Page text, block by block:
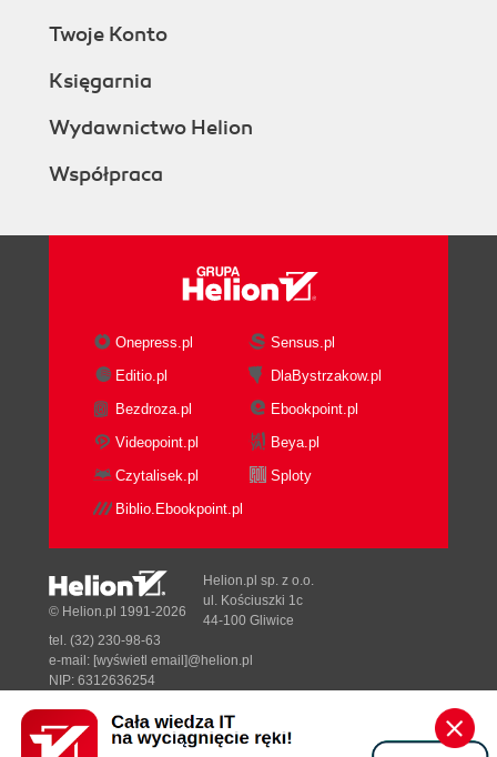
Twoje Konto
Księgarnia
Wydawnictwo Helion
Współpraca
Onepress.pl
Sensus.pl
Editio.pl
DlaBystrzakow.pl
Bezdroza.pl
Ebookpoint.pl
Videopoint.pl
Beya.pl
Czytalisek.pl
Sploty
Biblio.Ebookpoint.pl
Designed with ♥ byTonik.pl
© Helion.pl 1991-2026
Helion.pl sp. z o.o.
ul. Kościuszki 1c
44-100 Gliwice
tel. (32) 230-98-63
e-mail: [wyświetl email]@helion.pl
NIP: 6312636254